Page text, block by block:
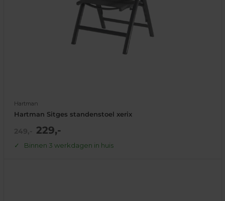
Hartman
Hartman Sitges standenstoel xerix
NormaleActie
229,-
Binnen 3 werkdagen in huis